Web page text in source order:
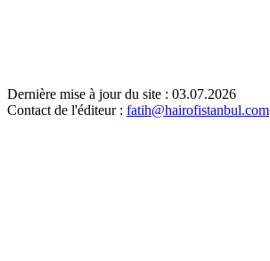
Dernière mise à jour du site : 03.07.2026
Contact de l'éditeur : fatih@hairofistanbul.com